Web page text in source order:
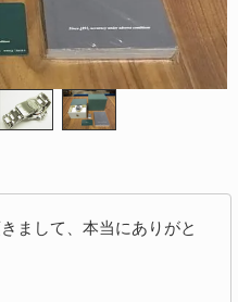
まして、本当にありがと